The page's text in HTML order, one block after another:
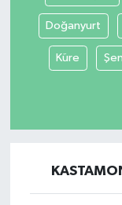
Doğanyurt
Küre